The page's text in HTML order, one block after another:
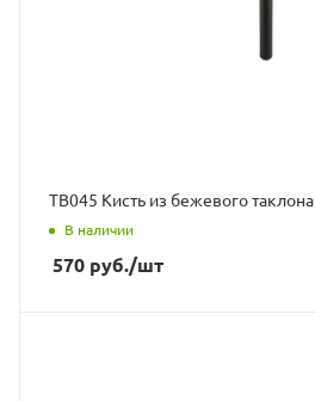
ТВ045 Кисть из бежевого таклона
В наличии
570 руб./шт